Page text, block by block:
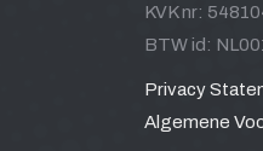
KVK nr:
BTW id:
Privacy
Algemene